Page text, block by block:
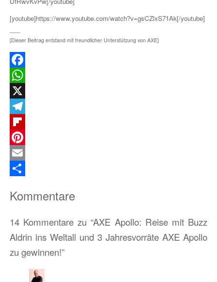
[youtube]https://www.youtube.com/watch?v=gsCZlxS71Ak[/youtube]
[Dieser Beitrag entstand mit freundlicher Unterstützung von AXE]
Facebook
WhatsApp
X
Telegram
Flipboard
Pinterest
Email
Kommentare
14 Kommentare zu “AXE Apollo: Reise mit Buzz
Aldrin ins Weltall und 3 Jahresvorräte AXE Apollo
zu gewinnen!”